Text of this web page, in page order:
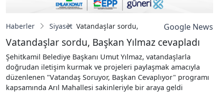
Haberler Siyaset Vatandaşlar sordu, Başkan YılmazGoogle News
Vatandaşlar sordu, Başkan Yılmaz cevapladı
Şehitkamil Belediye Başkanı Umut Yılmaz, vatandaşlarla
doğrudan iletişim kurmak ve projeleri paylaşmak amacıyla
düzenlenen "Vatandaş Soruyor, Başkan Cevaplıyor" programı
kapsamında Arıl Mahallesi sakinleriyle bir araya geldi